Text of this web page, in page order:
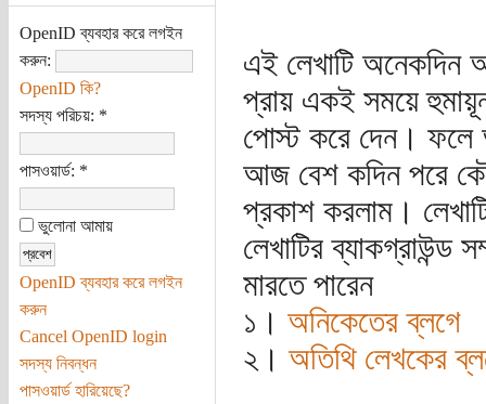
OpenID ব্যবহার করে লগইন
করুন:
OpenID কি?
সদস্য পরিচয়: *
পাসওয়ার্ড: *
ভুলোনা আমায়
OpenID ব্যবহার করে লগইন
করুন
Cancel OpenID login
সদস্য নিবন্ধন
পাসওয়ার্ড হারিয়েছে?
এই লেখাটি
প্রায় একই সময়ে
পোস্ট করে দেন। ফলে
আজ বেশ কদিন পরে
প্রকাশ করলাম।
লেখাটির ব্যাকগ্রাউন্ড
মারতে পারেন
১। অনিকেতের ব্লগে
২। অতিথি লেখকের